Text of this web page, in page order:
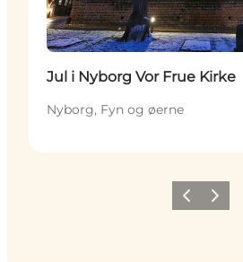
Jul i Nyborg Vor Frue Kirke
Nyborg, Fyn og øerne
ForrigeNæste